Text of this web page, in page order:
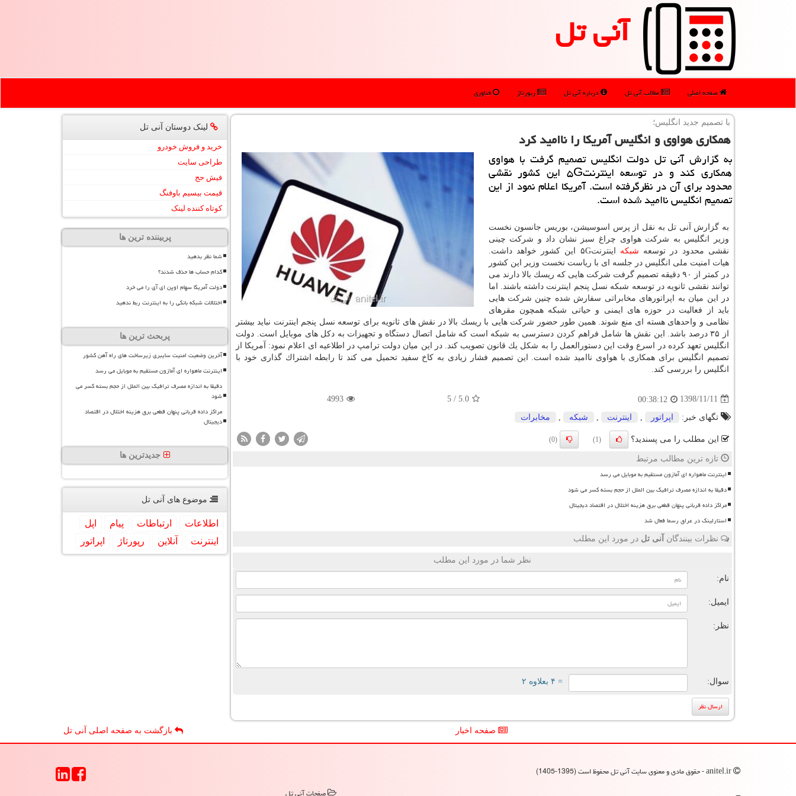
آنی تل
صفحه اصلی مطالب آنی تل درباره آنی تل رپورتاژ فناوری
با تصمیم جدید انگلیس؛
همكاری هواوی و انگلیس آمریكا را ناامید كرد
به گزارش آنی تل دولت انگلیس تصمیم گرفت با هواوی
همكاری كند و در توسعه اینترنت۵G این كشور نقشی
محدود برای آن در نظرگرفته است. آمریكا اعلام نمود از این
تصمیم انگلیس ناامید شده است.
به گزارش آنی تل به نقل از پرس اسوسیشن، بوریس جانسون نخست
وزیر انگلیس به شركت هواوی چراغ سبز نشان داد و شركت چینی
نقشی محدود در توسعه شبكه
اینترنت۵G این كشور خواهد داشت.
هیات امنیت ملی انگلیس در جلسه ای با ریاست نخست وزیر این كشور
در كمتر از ۹۰ دقیقه تصمیم گرفت شركت هایی كه ریسك بالا دارند می
توانند نقشی ثانویه در توسعه شبكه نسل پنجم اینترنت داشته باشند. اما
در این میان به اپراتورهای مخابراتی سفارش شده چنین شركت هایی
باید از فعالیت در حوزه های ایمنی و حیاتی شبكه همچون مقرهای
نظامی و واحدهای هسته ای منع شوند. همین طور حضور شركت هایی با ریسك بالا در نقش های ثانویه برای توسعه نسل پنجم اینترنت نباید بیشتر
از ۳۵ درصد باشد. این نقش ها شامل فراهم كردن دسترسی به شبكه است كه شامل اتصال دستگاه و تجهیزات به دكل های موبایل است. دولت
انگلیس تعهد كرده در اسرع وقت این دستورالعمل را به شكل یك قانون تصویب كند. در این میان دولت ترامپ در اطلاعیه ای اعلام نمود: آمریكا از
تصمیم انگلیس برای همكاری با هواوی ناامید شده است. این تصمیم فشار زیادی به كاخ سفید تحمیل می كند تا رابطه اشتراك گذاری خود با
انگلیس را بررسی كند.
1398/11/11
00:38:12
5.0
/
5
4993
تگهای خبر: اپراتور اینترنت شبكه مخابرات
این مطلب را می پسندید؟ (1)
(0)
تازه ترین مطالب مرتبط
اینترنت ماهواره ای آمازون مستقیم به موبایل می رسد
دقیقا به اندازه مصرف ترافیک بین الملل از حجم بسته کسر می شود
مراکز داده قربانی پنهان قطعی برق هزینه اختلال در اقتصاد دیجیتال
استارلینک در عراق رسما فعال شد
نظرات بینندگان آنی تل در مورد این مطلب
نظر شما در مورد این مطلب
نام:
ایمیل:
نظر:
سوال: = ۴ بعلاوه ۲
لینک دوستان آنی تل
خرید و فروش خودرو
طراحی سایت
فیش حج
قیمت بیسیم باوفنگ
کوتاه کننده لینک
پربیننده ترین ها
شما نظر بدهید
کدام حساب ها حذف شدند؟
دولت آمریکا سهام اوپن ای آی را می خرد
اختلالات شبکه بانکی را به اینترنت ربط ندهید
پربحث ترین ها
آخرین وضعیت امنیت سایبری زیرساخت های راه آهن کشور
اینترنت ماهواره ای آمازون مستقیم به موبایل می رسد
دقیقا به اندازه مصرف ترافیک بین الملل از حجم بسته کسر می
شود
مراکز داده قربانی پنهان قطعی برق هزینه اختلال در اقتصاد
دیجیتال
جدیدترین ها
موضوع های آنی تل
اطلاعات ارتباطات پیام
اپل
اینترنت
آنلاین رپورتاژ اپراتور
صفحه اخبار بازگشت به صفحه اصلی آنی تل
صفحات آنی تل